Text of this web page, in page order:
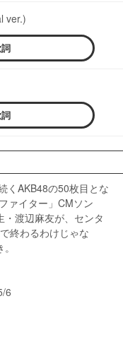
ver.)
くAKB48の50枚目とな
ァイター」CMソン
渡辺麻友が、センタ
終わるわけじゃな
6